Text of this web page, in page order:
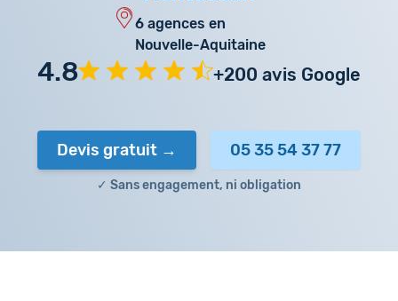
6 agences en
Nouvelle-Aquitaine
4.8 +200 avis Google
Devis gratuit 05 35 54 37 77
✓ Sans engagement, ni obligation